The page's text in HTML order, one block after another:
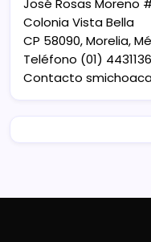
José Rosas Moreno
Colonia Vista Bella
CP 58090, Morelia,
Teléfono (01)
Contacto